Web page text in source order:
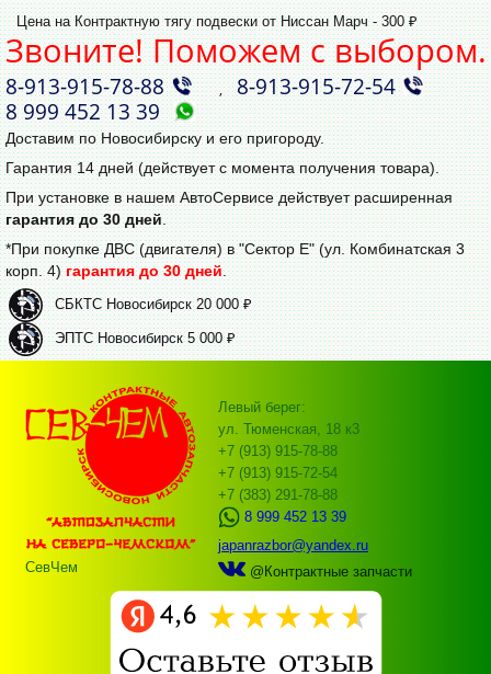
Цена на Контрактную тягу подвески от Ниссан Марч - 300 ₽
Звоните! Поможем с выбором.
8‑913‑915‑78‑88 ,8‑913‑915‑72‑54
8 999 452 13 39
Доставим по Новосибирску и его пригороду.
Гарантия 14 дней (действует с момента получения товара).
При установке в нашем АвтоСервисе действует расширенная
гарантия до 30 дней.
*При покупке ДВС (двигателя) в "Сектор Е" (ул. Комбинатская 3
корп. 4)гарантия до 30 дней.
СБКТС Новосибирск 20 000 ₽
ЭПТС Новосибирск 5 000 ₽
СевЧем
Левый берег:
ул. Тюменская, 18 к3
+7 (913) 915-78-88
+7 (913) 915-72-54
+7 (383) 291-78-88
8 999 452 13 39
japanrazbor@yandex.ru
@Контрактные запчасти